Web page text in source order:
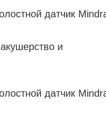
датчик
и
датчик